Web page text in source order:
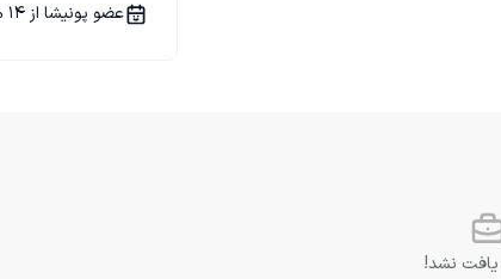
عضو پونیشا از 14 مهر 1404
یافت نشد!